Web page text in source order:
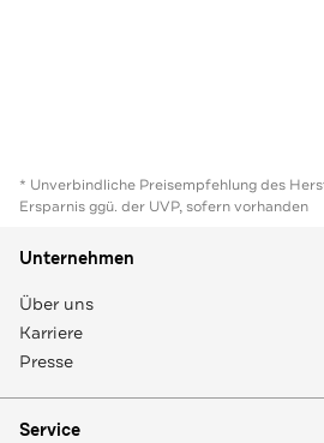
* Unverbindliche Preisempfehlung des
Ersparnis ggü. der UVP, sofern vorhanden
Unternehmen
Über uns
Karriere
Presse
Service